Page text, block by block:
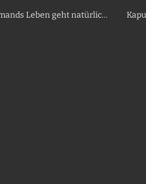
Jemands Leben geht natürlich weiter